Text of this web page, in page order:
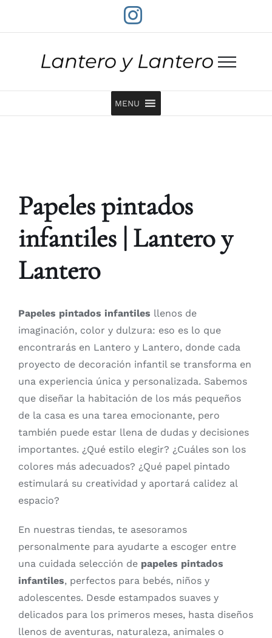
Instagram
MENU
Papeles pintados
infantiles | Lantero y
Lantero
Papeles pintados infantiles llenos de
imaginación, color y dulzura: eso es lo que
encontrarás en Lantero y Lantero, donde cada
proyecto de decoración infantil se transforma en
una experiencia única y personalizada. Sabemos
que diseñar la habitación de los más pequeños
de la casa es una tarea emocionante, pero
también puede estar llena de dudas y decisiones
importantes. ¿Qué estilo elegir? ¿Cuáles son los
colores más adecuados? ¿Qué papel pintado
estimulará su creatividad y aportará calidez al
espacio?
En nuestras tiendas, te asesoramos
personalmente para ayudarte a escoger entre
una cuidada selección de papeles pintados
infantiles, perfectos para bebés, niños y
adolescentes. Desde estampados suaves y
delicados para los primeros meses, hasta diseños
llenos de aventuras, naturaleza, animales o